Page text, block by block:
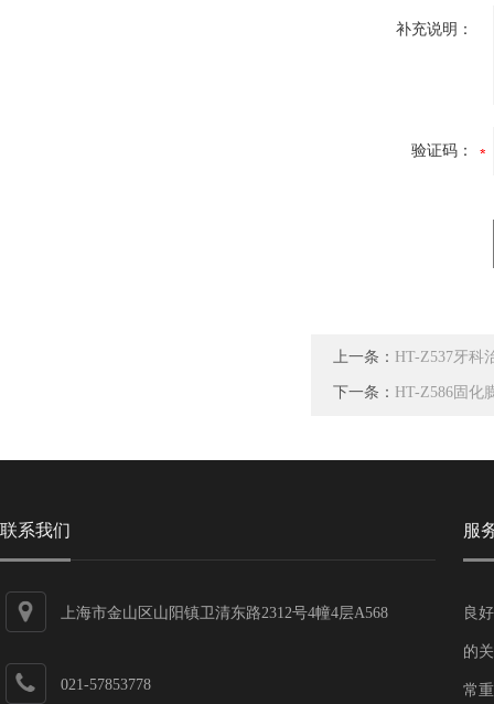
补充说明：
验证码：
上一条： HT-Z537牙科
下一条： HT-Z586固化
联系我们
上海市金山区山阳镇卫清东路2312号4幢4层A568
021-57853778
服
良
的
常